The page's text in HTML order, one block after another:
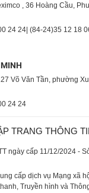
, 36 Hoàng Cầu,
24 24| (84-24)35 12 18
Võ Văn Tần, phường
24 24
TRANG THÔNG
ngày cấp 11/12/2024 -
cấp dịch vụ Mạng xã
Truyền hình và